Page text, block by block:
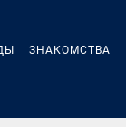
ЗНАКОМСТВА